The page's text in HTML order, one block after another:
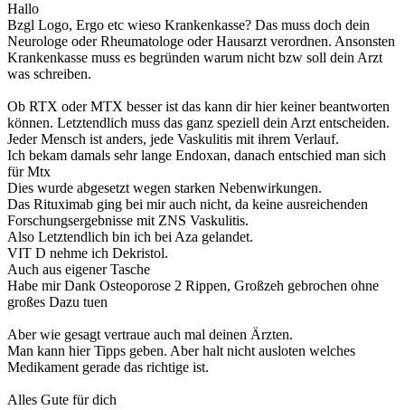
Hallo
Bzgl Logo, Ergo etc wieso Krankenkasse? Das muss doch dein
Neurologe oder Rheumatologe oder Hausarzt verordnen. Ansonsten
Krankenkasse muss es begründen warum nicht bzw soll dein Arzt
was schreiben.
Ob RTX oder MTX besser ist das kann dir hier keiner beantworten
können. Letztendlich muss das ganz speziell dein Arzt entscheiden.
Jeder Mensch ist anders, jede Vaskulitis mit ihrem Verlauf.
Ich bekam damals sehr lange Endoxan, danach entschied man sich
für Mtx
Dies wurde abgesetzt wegen starken Nebenwirkungen.
Das Rituximab ging bei mir auch nicht, da keine ausreichenden
Forschungsergebnisse mit ZNS Vaskulitis.
Also Letztendlich bin ich bei Aza gelandet.
VIT D nehme ich Dekristol.
Auch aus eigener Tasche
Habe mir Dank Osteoporose 2 Rippen, Großzeh gebrochen ohne
großes Dazu tuen
Aber wie gesagt vertraue auch mal deinen Ärzten.
Man kann hier Tipps geben. Aber halt nicht ausloten welches
Medikament gerade das richtige ist.
Alles Gute für dich